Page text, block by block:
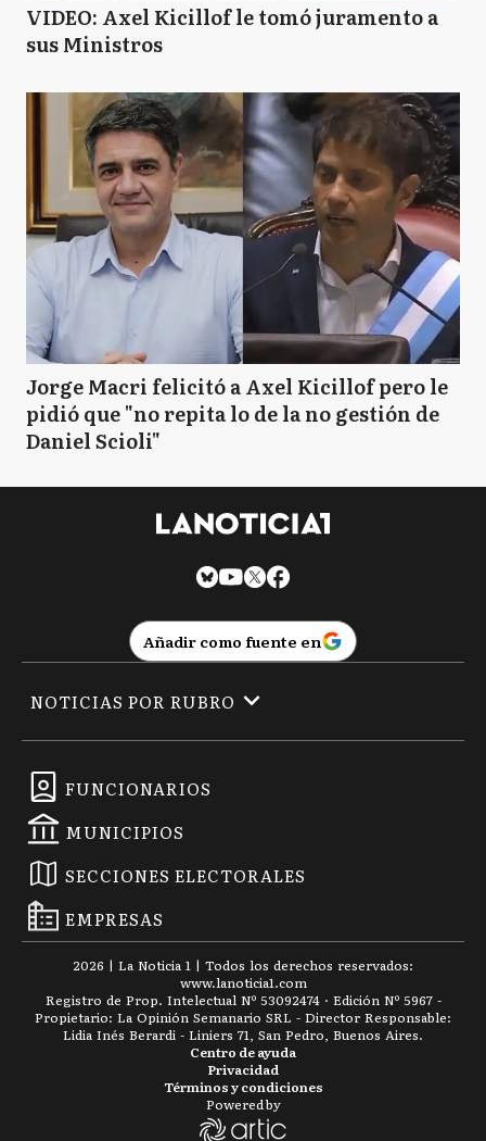
VIDEO: Axel Kicillof le tomó juramento a
sus Ministros
Jorge Macri felicitó a Axel Kicillof pero le
pidió que "no repita lo de la no gestión de
Daniel Scioli"
Añadir como fuente en
FUNCIONARIOS
MUNICIPIOS
SECCIONES ELECTORALES
EMPRESAS
NOTICIAS POR RUBRO
2026 | La Noticia 1 | Todos los derechos reservados:
www.lanoticia1.com
Registro de Prop. Intelectual Nº 53092474 · Edición Nº 5967 -
Propietario: La Opinión Semanario SRL - Director Responsable:
Lidia Inés Berardi - Liniers 71, San Pedro, Buenos Aires.
Términos y condiciones
Privacidad
Centro de ayuda
Powered by